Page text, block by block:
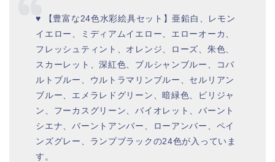
♥ 【豊富な24色水彩絵具セット】亜鉛白、レモン
イエロー、ミディアムイエロー、エローオーカ、
フレッシュティント、オレンジ、ローズ、朱色、
スカーレット、深紅色、ブルシャンブルー、コバ
ルトブルー、ウルトラマリンブルー、セルリアン
ブルー、エメラレドグリーン、暗緑色、ビリジャ
ン、フーカスグリーン、バイオレット、バーント
シエナ、バーントアンバー、ローアンバー、ペイ
ンズグレー、ランプブラックの24色が入っていま
す。